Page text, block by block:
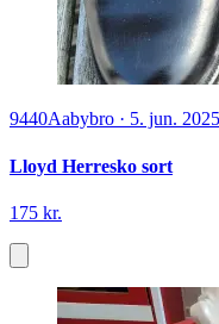
9440Aabybro · 5. jun. 2025
Lloyd Herresko sort
175 kr.